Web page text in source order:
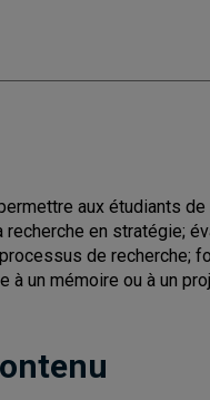
aux étudiants
en stratégie;
de recherche;
un mémoire ou à un